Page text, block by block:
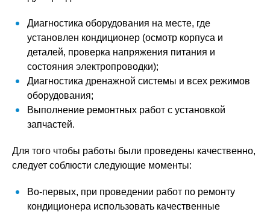
Диагностика оборудования на месте, где
установлен кондиционер (осмотр корпуса и
деталей, проверка напряжения питания и
состояния электропроводки);
Диагностика дренажной системы и всех режимов
оборудования;
Выполнение ремонтных работ с установкой
запчастей.
Для того чтобы работы были проведены качественно,
следует соблюсти следующие моменты:
Во-первых, при проведении работ по ремонту
кондиционера использовать качественные